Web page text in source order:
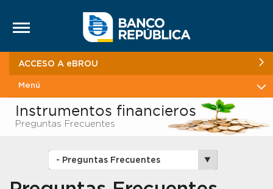
ACCESO A eBROU
Menú
Instrumentos financieros
Preguntas Frecuentes